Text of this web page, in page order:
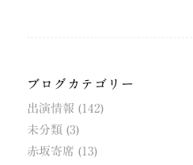
ブログカテゴリー
出演情報 (142)
未分類 (3)
赤坂寄席 (13)